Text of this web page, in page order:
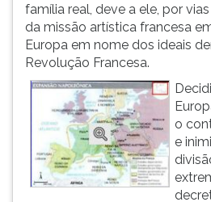
família real, deve a ele, por
da missão artística francesa
Europa em nome dos ideais
Revolução Francesa.
o
e